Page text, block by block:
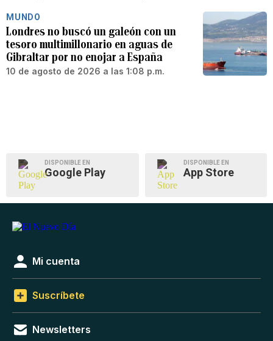
MUNDO
Londres no buscó un galeón con un
tesoro multimillonario en aguas de
Gibraltar por no enojar a España
10 de agosto de 2026 a las 1:08 p.m.
DISPONIBLE EN
Google Play
DISPONIBLE EN
App Store
Mi cuenta
Suscríbete
Newsletters